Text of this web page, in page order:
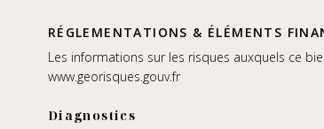
RÉGLEMENTATIONS & ÉLÉMENTS
Les informations sur les risques auxquels ce
www.georisques.gouv.fr
Diagnostics